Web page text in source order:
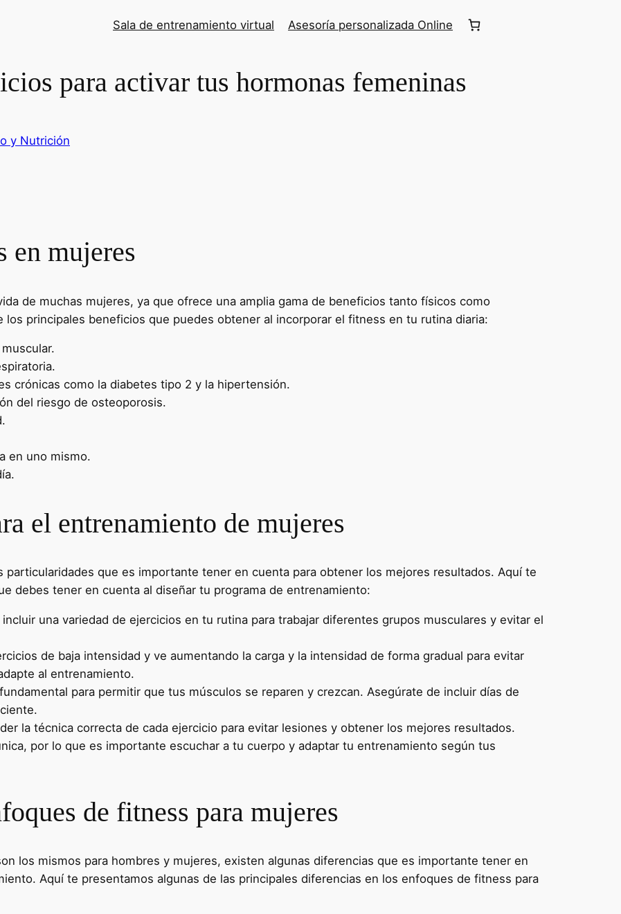
Sala de entrenamiento virtual Asesoría personalizada Online
para activar tus hormonas femeninas
y Nutrición
en mujeres
de muchas mujeres, ya que ofrece una amplia gama de beneficios tanto físicos como
principales beneficios que puedes obtener al incorporar el fitness en tu rutina diaria:
crónicas como la diabetes tipo 2 y la hipertensión.
del riesgo de osteoporosis.
en uno mismo.
el entrenamiento de mujeres
particularidades que es importante tener en cuenta para obtener los mejores resultados. Aquí te
debes tener en cuenta al diseñar tu programa de entrenamiento:
una variedad de ejercicios en tu rutina para trabajar diferentes grupos musculares y evitar el
de baja intensidad y ve aumentando la carga y la intensidad de forma gradual para evitar
al entrenamiento.
para permitir que tus músculos se reparen y crezcan. Asegúrate de incluir días de
la técnica correcta de cada ejercicio para evitar lesiones y obtener los mejores resultados.
por lo que es importante escuchar a tu cuerpo y adaptar tu entrenamiento según tus
de fitness para mujeres
los mismos para hombres y mujeres, existen algunas diferencias que es importante tener en
Aquí te presentamos algunas de las principales diferencias en los enfoques de fitness para